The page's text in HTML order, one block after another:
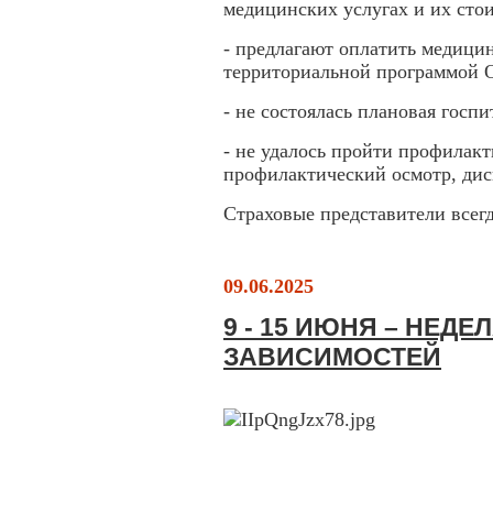
медицинских услугах и их
- предлагают оплатить
территориальной
- не состоялась плановая
- не удалось пройти
профилактический осмотр,
Страховые представители
09.06.2025
9 - 15 ИЮНЯ –
ЗАВИСИМОСТЕЙ